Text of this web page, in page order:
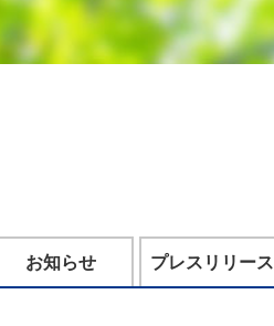
お知らせ プレスリリース